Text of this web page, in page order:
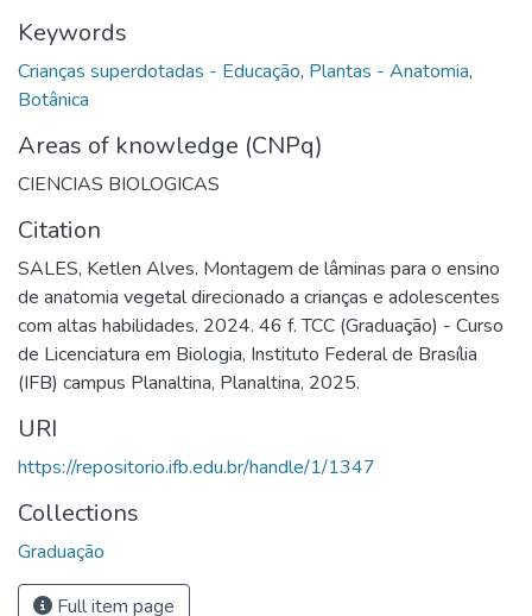
Keywords
Crianças superdotadas - Educação, Plantas - Anatomia,
Botânica
Areas of knowledge (CNPq)
CIENCIAS BIOLOGICAS
Citation
SALES, Ketlen Alves. Montagem de lâminas para o ensino
de anatomia vegetal direcionado a crianças e adolescentes
com altas habilidades. 2024. 46 f. TCC (Graduação) - Curso
de Licenciatura em Biologia, Instituto Federal de Brasília
(IFB) campus Planaltina, Planaltina, 2025.
URI
https://repositorio.ifb.edu.br/handle/1/1347
Collections
Graduação
Full item page